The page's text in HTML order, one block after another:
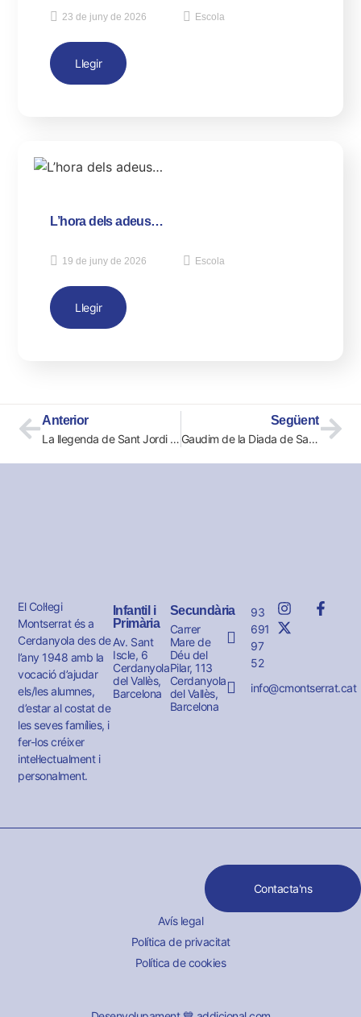
23 de juny de 2026 Escola
Llegir
L’hora dels adeus…
19 de juny de 2026 Escola
Llegir
Anterior
La llegenda de Sant Jordi a les llars d’infants
Següent
Gaudim de la Diada de Sant Jordi
El Col·legi
Montserrat és a
Cerdanyola des de
l’any 1948 amb la
vocació d’ajudar
els/les alumnes,
d’estar al costat de
les seves famílies, i
fer-los créixer
intel·lectualment i
personalment.
Infantil i
Primària
Av. Sant
Iscle, 6
Cerdanyola
del Vallès,
Barcelona
Secundària
Carrer
Mare de
Déu del
Pilar, 113
Cerdanyola
del Vallès,
Barcelona
93
691
97
52
info@cmontserrat.cat
Contacta'ns
Avís legal
Política de privacitat
Política de cookies